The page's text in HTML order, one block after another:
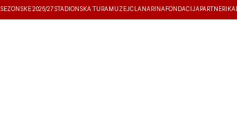
SEZONSKE 2026/27 STADIONSKA TURA MUZEJČLANARINA FONDACIJA PARTNERI